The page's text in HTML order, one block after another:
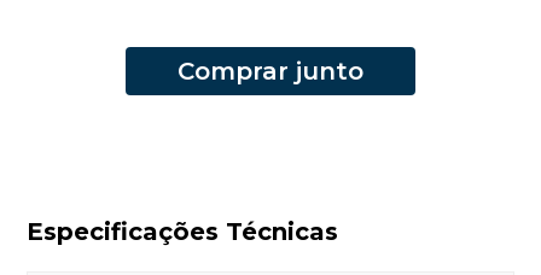
Comprar junto
Especificações Técnicas